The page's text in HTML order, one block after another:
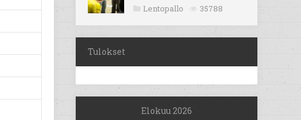
Lentopallo 35788
Tulokset
Elokuu 2026